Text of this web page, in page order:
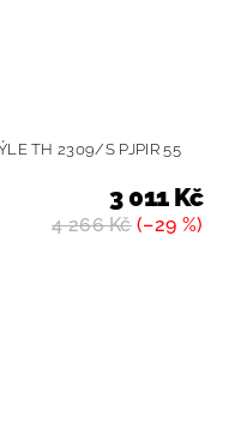
TH 2309/S PJPIR 55
4 266 Kč(–29 %)
3 011 Kč